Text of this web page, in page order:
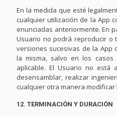
En la medida que esté
cualquier utilización de la App
enunciadas anteriormente. En
Usuario no podrá reproducir o
versiones sucesivas de la App
la misma, salvo en los casos
aplicable. El Usuario no está
desensamblar, realizar
cualquier otra manera
12. TERMINACIÓN Y DURACIÓN